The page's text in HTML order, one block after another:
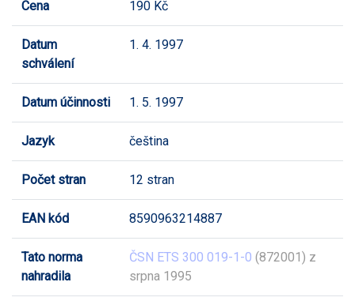
Cena 190 Kč
Datum
schválení
1. 4. 1997
Datum účinnosti 1. 5. 1997
Jazyk čeština
Počet stran 12 stran
EAN kód 8590963214887
Tato norma
nahradila
ČSN ETS 300 019-1-0 (872001) z
srpna 1995